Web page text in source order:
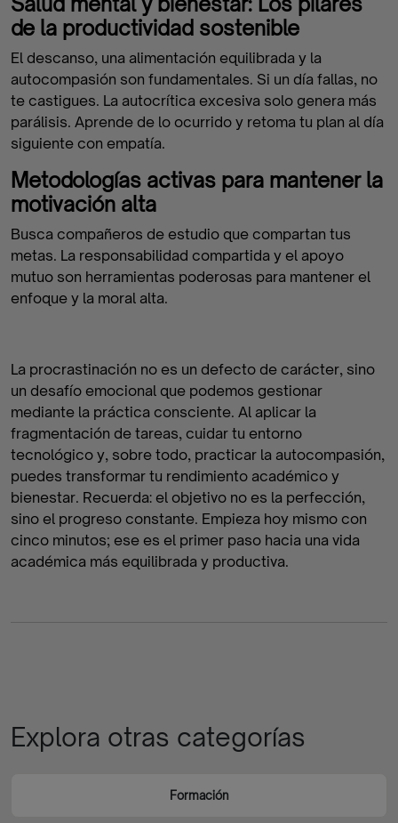
de la productividad sostenible
El descanso, una alimentación equilibrada y la
autocompasión son fundamentales. Si un día fallas, no
te castigues. La autocrítica excesiva solo genera más
parálisis. Aprende de lo ocurrido y retoma tu plan al día
siguiente con empatía.
Metodologías activas para mantener la
motivación alta
Busca compañeros de estudio que compartan tus
metas. La responsabilidad compartida y el apoyo
mutuo son herramientas poderosas para mantener el
enfoque y la moral alta.
La procrastinación no es un defecto de carácter, sino
un desafío emocional que podemos gestionar
mediante la práctica consciente. Al aplicar la
fragmentación de tareas, cuidar tu entorno
tecnológico y, sobre todo, practicar la autocompasión,
puedes transformar tu rendimiento académico y
bienestar. Recuerda: el objetivo no es la perfección,
sino el progreso constante. Empieza hoy mismo con
cinco minutos; ese es el primer paso hacia una vida
académica más equilibrada y productiva.
Explora otras categorías
Formación